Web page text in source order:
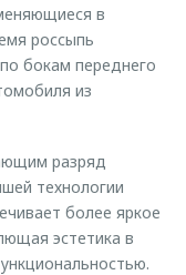
в
россыпь
бокам переднего
из
разряд
технологии
более яркое
эстетика в